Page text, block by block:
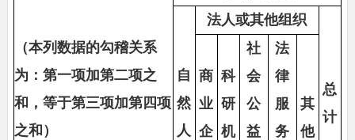
（本列数据的勾稽关系
为：第一项加第二项之
和，等于第三项加第四项
之和）
自
然
人
法人或其他组织
总
计
商
业
企
科
研
机
社
会
公
益
法
律
服
务
其
他